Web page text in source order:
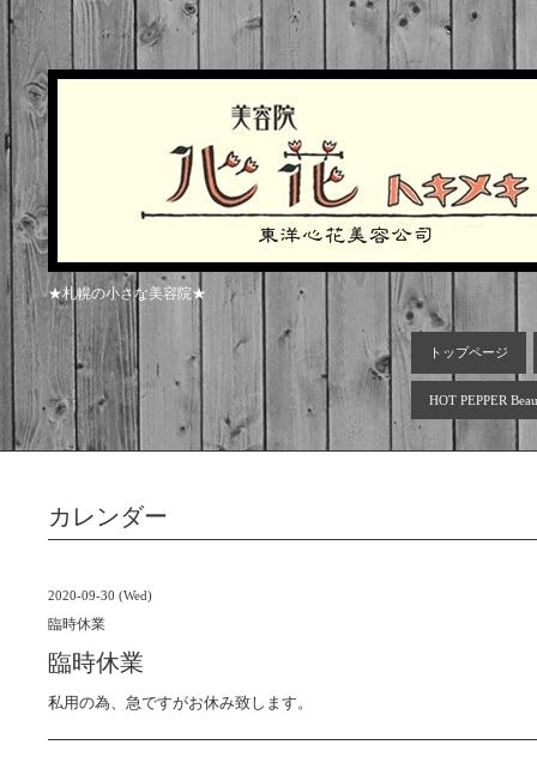
★札幌の小さな美容院★
トップページ
HOT PEPPER
カレンダー
2020-09-30 (Wed)
臨時休業
臨時休業
私用の為、急ですがお休み致します。